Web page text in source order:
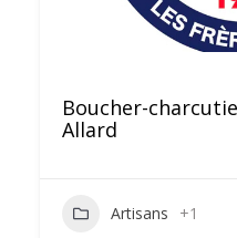
Boucher-
Allard
Artisans +1